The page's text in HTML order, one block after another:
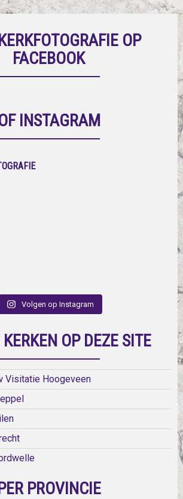
OP
FACEBOOK
INSTAGRAM
Volgen op Instagram
OP DEZE SITE
Visitatie Hoogeveen
PROVINCIE